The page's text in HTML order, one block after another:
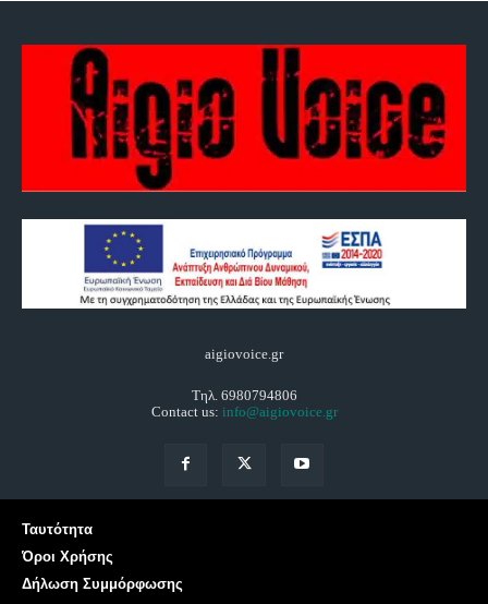
aigiovoice.gr
Τηλ. 6980794806
Contact us: info@aigiovoice.gr
Ταυτότητα
Όροι Χρήσης
Δήλωση Συμμόρφωσης